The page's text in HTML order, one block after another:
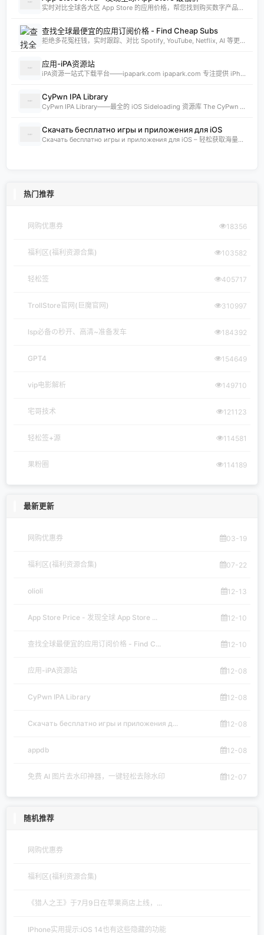
实时对比全球各大区 App Store 的应用价格，帮您找到购买数字产品的最佳时机。支持实时汇率换算和 AI 智能分析。
查找全球最便宜的应用订阅价格 - Find Cheap Subs
拒绝多花冤枉钱，实时跟踪、对比 Spotify, YouTube, Netflix, AI 等更多 App 的全球订阅价格。发现 App Store 最低价国家，订阅费用立省 80%。
应用-iPA资源站
iPA资源一站式下载平台——ipapark.com ipapark.com 专注提供 iPhone、iPad、iPod 软体的 IPA 文件下载服务，覆盖 iOS4 至 iOS16 全系统版本，满足不同机型的用户需求。无论是正版砸壳、开心版软件，还是越狱插件、免费证书，都可在本站快速获取。 核心优势 **全网最全 ip
CyPwn IPA Library
CyPwn IPA Library——最全的 iOS Sideloading 资源库 The CyPwn IPA Library is the most complete sideloading library available for iOS devices. 这里聚合了海量 IPA 包，覆盖 Jailbreak
Скачать бесплатно игры и приложения для iOS
Скачать бесплатно игры и приложения для iOS – 轻松获取海量精品 在 iklassika.ru，您可以 Скачать 各类 бесплатно 的 игры 与 приложения，专为 iOS 设备打造。平台汇聚最新、最热的移动资源，让用户无需繁琐搜索，一键下载，畅享无
热门推荐
网购优惠券 18356
福利区(福利资源合集) 103582
轻松签 405717
TrollStore官网(巨魔官网) 310997
lsp必备の秒开、高清~准备发车 184392
GPT4 154649
vip电影解析 149710
宅哥技术 121123
轻松签+源 114581
果粉圈 114189
最新更新
网购优惠券 03-19
福利区(福利资源合集) 07-22
olioli 12-13
App Store Price - 发现全球 App Store ... 12-10
查找全球最便宜的应用订阅价格 - Find C... 12-10
应用-iPA资源站 12-08
CyPwn IPA Library 12-08
Скачать бесплатно игры и приложения д... 12-08
appdb 12-08
免费 AI 图片去水印神器，一键轻松去除水印 12-07
随机推荐
网购优惠券
福利区(福利资源合集)
《猎人之王》于7月9日在苹果商店上线，...
IPhone实用提示:iOS 14也有这些隐藏的功能